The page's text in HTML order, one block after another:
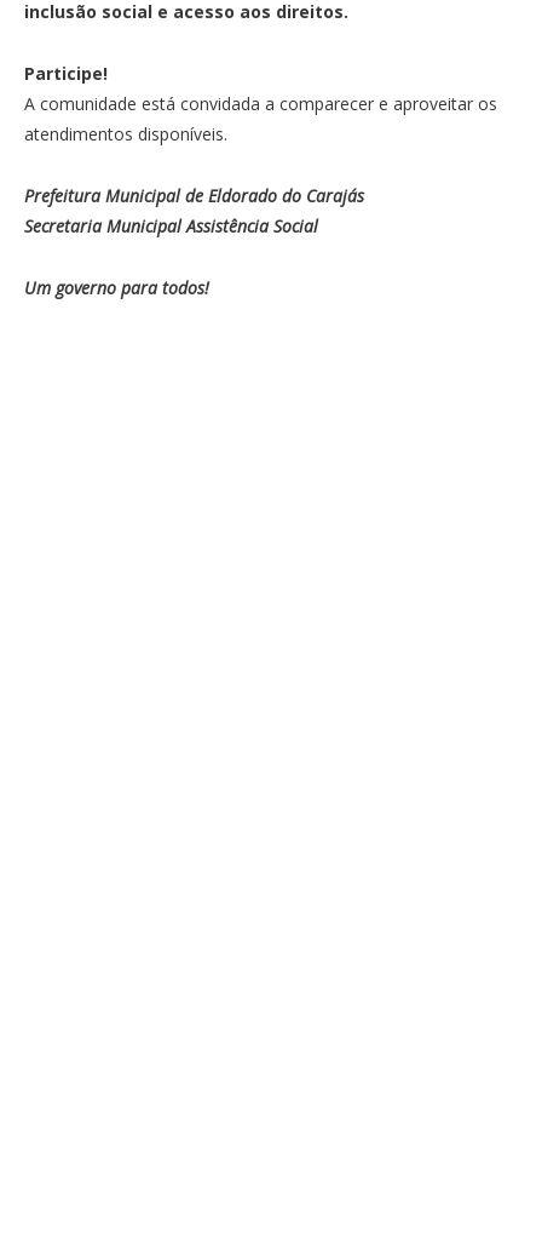
inclusão social e acesso aos direitos.
Participe!
A comunidade está convidada a comparecer e aproveitar os
atendimentos disponíveis.
Prefeitura Municipal de Eldorado do Carajás
Secretaria Municipal Assistência Social
Um governo para todos!